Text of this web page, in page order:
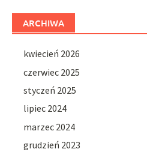
ARCHIWA
kwiecień 2026
czerwiec 2025
styczeń 2025
lipiec 2024
marzec 2024
grudzień 2023